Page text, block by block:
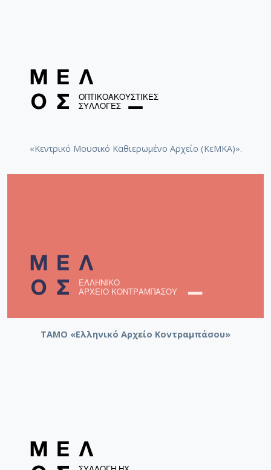
Χατζιδάκις, Μάνος (1925-1994)
Καλογεράς, Αλέξανδρος
Ευαγγελάτος, Αντίοχος (1902-1981)
«Κεντρικό Μουσικό Καθιερωμένο Αρχείο (ΚεΜΚΑ)».
ΤΑΜΟ «Ελληνικό Αρχείο Κοντραμπάσου»